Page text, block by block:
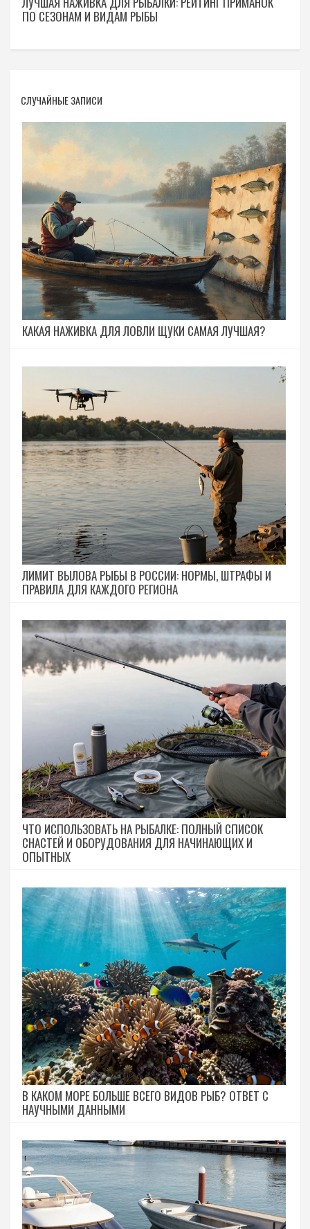
ПО СЕЗОНАМ И ВИДАМ РЫБЫ
СЛУЧАЙНЫЕ ЗАПИСИ
КАКАЯ НАЖИВКА ДЛЯ ЛОВЛИ ЩУКИ САМАЯ ЛУЧШАЯ?
ЛИМИТ ВЫЛОВА РЫБЫ В РОССИИ: НОРМЫ, ШТРАФЫ И
ПРАВИЛА ДЛЯ КАЖДОГО РЕГИОНА
ЧТО ИСПОЛЬЗОВАТЬ НА РЫБАЛКЕ: ПОЛНЫЙ СПИСОК
СНАСТЕЙ И ОБОРУДОВАНИЯ ДЛЯ НАЧИНАЮЩИХ И
ОПЫТНЫХ
В КАКОМ МОРЕ БОЛЬШЕ ВСЕГО ВИДОВ РЫБ? ОТВЕТ С
НАУЧНЫМИ ДАННЫМИ